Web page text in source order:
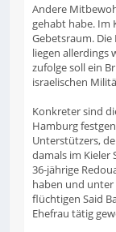
Andere
gehabt habe. Im
Gebetsraum.
liegen allerdings
zufolge soll ein
israelischen
Konkreter sind
Hamburg
Unterstützers,
damals im Kieler
36-jährige
haben und
flüchtigen Said
Ehefrau tätig